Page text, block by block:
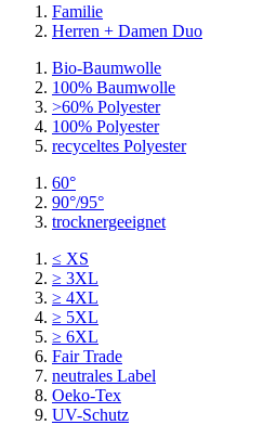
Familie
Herren + Damen Duo
Bio-Baumwolle
100% Baumwolle
>60% Polyester
100% Polyester
recyceltes Polyester
60°
90°/95°
trocknergeeignet
≤ XS
≥ 3XL
≥ 4XL
≥ 5XL
≥ 6XL
Fair Trade
neutrales Label
Oeko-Tex
UV-Schutz